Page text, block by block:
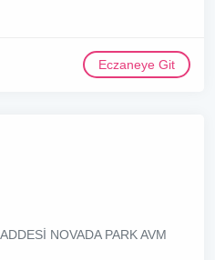
Eczaneye Git
NOVADA PARK AVM